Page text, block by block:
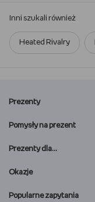
Inni szukali również
Heated Rivalry
Prezenty
Pomysły na prezent
Prezenty dla…
Okazje
Popularne zapytania